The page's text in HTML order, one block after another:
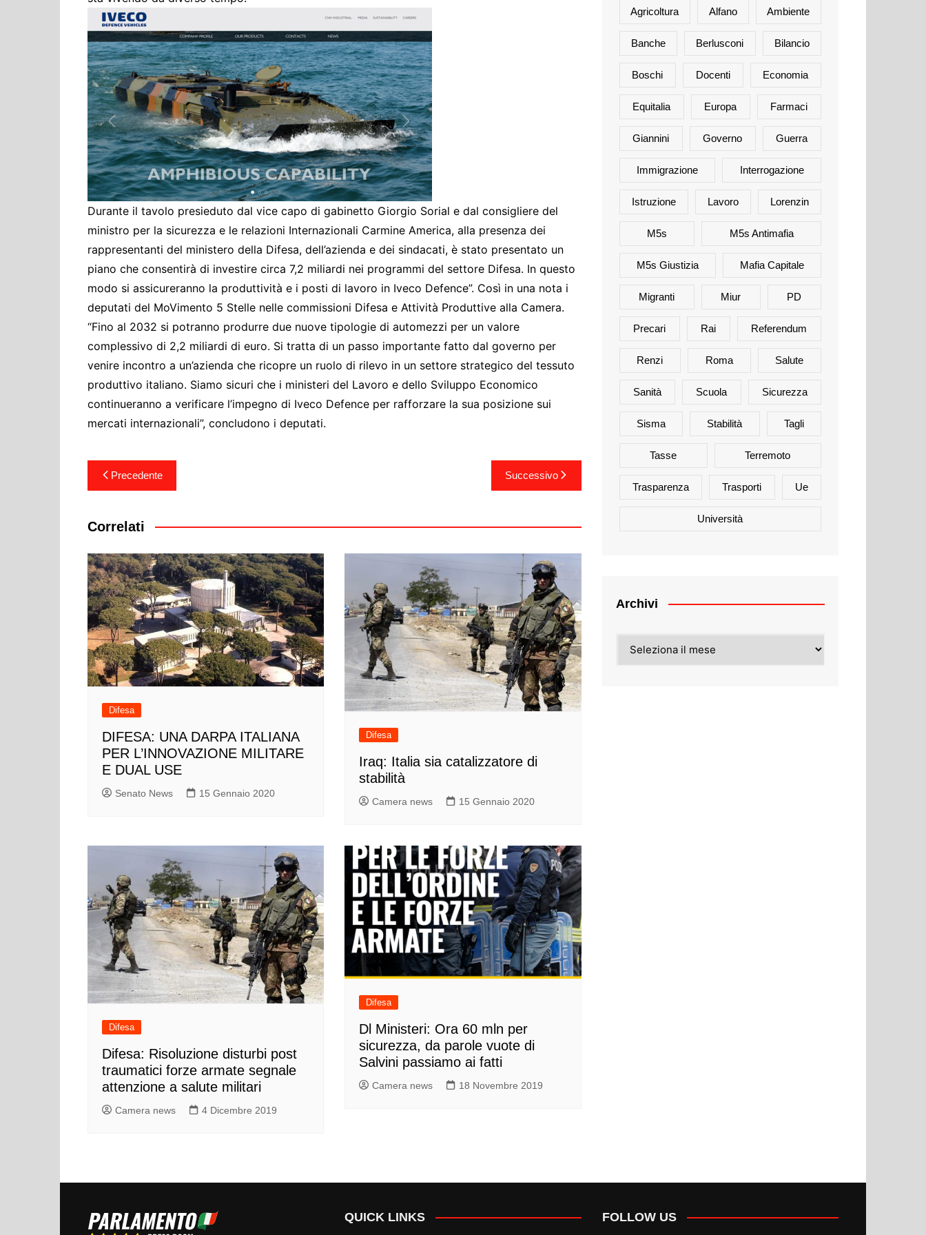
Cultura ed Istruzione
Eventi
Finanze e tesoro
Giustizia
Lavori pubblici e Trasporti
Lavoro
Politiche europee
Rifiuti
Durante il tavolo presieduto dal vice capo di gabinetto Giorgio Sorial e dal consigliere del
ministro per la sicurezza e le relazioni Internazionali Carmine America, alla presenza dei
rappresentanti del ministero della Difesa, dell’azienda e dei sindacati, è stato presentato un
piano che consentirà di investire circa 7,2 miliardi nei programmi del settore Difesa. In questo
modo si assicureranno la produttività e i posti di lavoro in Iveco Defence”. Così in una nota i
deputati del MoVimento 5 Stelle nelle commissioni Difesa e Attività Produttive alla Camera.
“Fino al 2032 si potranno produrre due nuove tipologie di automezzi per un valore
complessivo di 2,2 miliardi di euro. Si tratta di un passo importante fatto dal governo per
venire incontro a un’azienda che ricopre un ruolo di rilevo in un settore strategico del tessuto
produttivo italiano. Siamo sicuri che i ministeri del Lavoro e dello Sviluppo Economico
continueranno a verificare l’impegno di Iveco Defence per rafforzare la sua posizione sui
mercati internazionali”, concludono i deputati.
Navigazione
articoli
Precedente Successivo
Correlati
Difesa
DIFESA: UNA DARPA ITALIANA
PER L’INNOVAZIONE MILITARE
E DUAL USE
Senato News 15 Gennaio 2020
Difesa
Iraq: Italia sia catalizzatore di
stabilità
Camera news 15 Gennaio 2020
Difesa
Difesa: Risoluzione disturbi post
traumatici forze armate segnale
attenzione a salute militari
Camera news 4 Dicembre 2019
Difesa
Dl Ministeri: Ora 60 mln per
sicurezza, da parole vuote di
Salvini passiamo ai fatti
Camera news 18 Novembre 2019
Agricoltura Alfano Ambiente
Banche Berlusconi Bilancio
Boschi Docenti Economia
Equitalia Europa Farmaci
Giannini Governo Guerra
Immigrazione Interrogazione
Istruzione Lavoro Lorenzin
M5s M5s Antimafia
M5s Giustizia Mafia Capitale
Migranti Miur PD
Precari Rai Referendum
Renzi Roma Salute
Sanità Scuola Sicurezza
Sisma Stabilità Tagli
Tasse Terremoto
Trasparenza Trasporti Ue
Università
Archivi
QUICK LINKS FOLLOW US